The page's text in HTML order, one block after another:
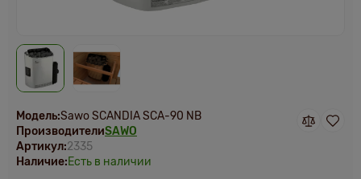
Модель:Sawo SCANDIA SCA-90 NB
ПроизводителиSAWO
Артикул:2335
Наличие:Есть в наличии